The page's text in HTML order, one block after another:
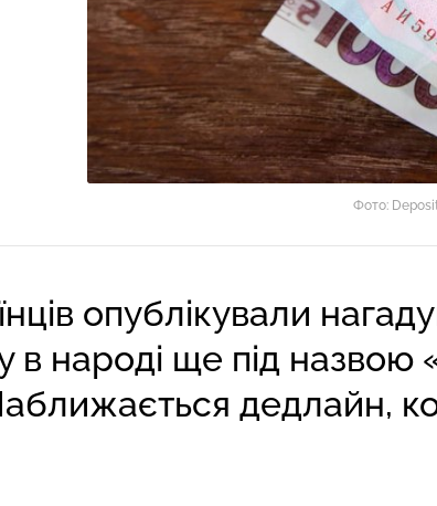
Фото:
опублікували
в народі ще під назвою
дедлайн,